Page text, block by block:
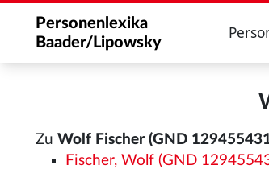
Personenlexika
Baader/Lipowsky
Zu Wolf Fischer (GND
Fischer, Wolf (GND